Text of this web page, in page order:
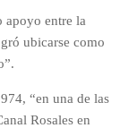
apoyo entre la
ubicarse como
“en una de las
Rosales en